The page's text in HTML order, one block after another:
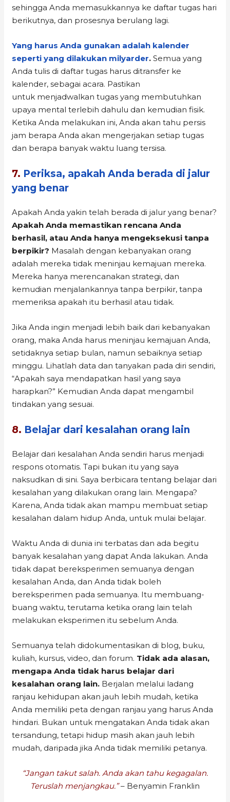
sehingga Anda memasukkannya ke daftar tugas hari
berikutnya, dan prosesnya berulang lagi.
Yang harus Anda gunakan adalah kalender
seperti yang dilakukan milyarder. Semua yang
Anda tulis di daftar tugas harus ditransfer ke
kalender, sebagai acara. Pastikan
untuk menjadwalkan tugas yang membutuhkan
upaya mental terlebih dahulu dan kemudian fisik.
Ketika Anda melakukan ini, Anda akan tahu persis
jam berapa Anda akan mengerjakan setiap tugas
dan berapa banyak waktu luang tersisa.
7. Periksa, apakah Anda berada di jalur
yang benar
Apakah Anda yakin telah berada di jalur yang benar?
Apakah Anda memastikan rencana Anda
berhasil, atau Anda hanya mengeksekusi tanpa
berpikir? Masalah dengan kebanyakan orang
adalah mereka tidak meninjau kemajuan mereka.
Mereka hanya merencanakan strategi, dan
kemudian menjalankannya tanpa berpikir, tanpa
memeriksa apakah itu berhasil atau tidak.
Jika Anda ingin menjadi lebih baik dari kebanyakan
orang, maka Anda harus meninjau kemajuan Anda,
setidaknya setiap bulan, namun sebaiknya setiap
minggu. Lihatlah data dan tanyakan pada diri sendiri,
“Apakah saya mendapatkan hasil yang saya
harapkan?” Kemudian Anda dapat mengambil
tindakan yang sesuai.
8. Belajar dari kesalahan orang lain
Belajar dari kesalahan Anda sendiri harus menjadi
respons otomatis. Tapi bukan itu yang saya
naksudkan di sini. Saya berbicara tentang belajar dari
kesalahan yang dilakukan orang lain. Mengapa?
Karena, Anda tidak akan mampu membuat setiap
kesalahan dalam hidup Anda, untuk mulai belajar.
Waktu Anda di dunia ini terbatas dan ada begitu
banyak kesalahan yang dapat Anda lakukan. Anda
tidak dapat bereksperimen semuanya dengan
kesalahan Anda, dan Anda tidak boleh
bereksperimen pada semuanya. Itu membuang-
buang waktu, terutama ketika orang lain telah
melakukan eksperimen itu sebelum Anda.
Semuanya telah didokumentasikan di blog, buku,
kuliah, kursus, video, dan forum. Tidak ada alasan,
mengapa Anda tidak harus belajar dari
kesalahan orang lain. Berjalan melalui ladang
ranjau kehidupan akan jauh lebih mudah, ketika
Anda memiliki peta dengan ranjau yang harus Anda
hindari. Bukan untuk mengatakan Anda tidak akan
tersandung, tetapi hidup masih akan jauh lebih
mudah, daripada jika Anda tidak memiliki petanya.
“Jangan takut salah. Anda akan tahu kegagalan.
Teruslah menjangkau.”– Benyamin Franklin